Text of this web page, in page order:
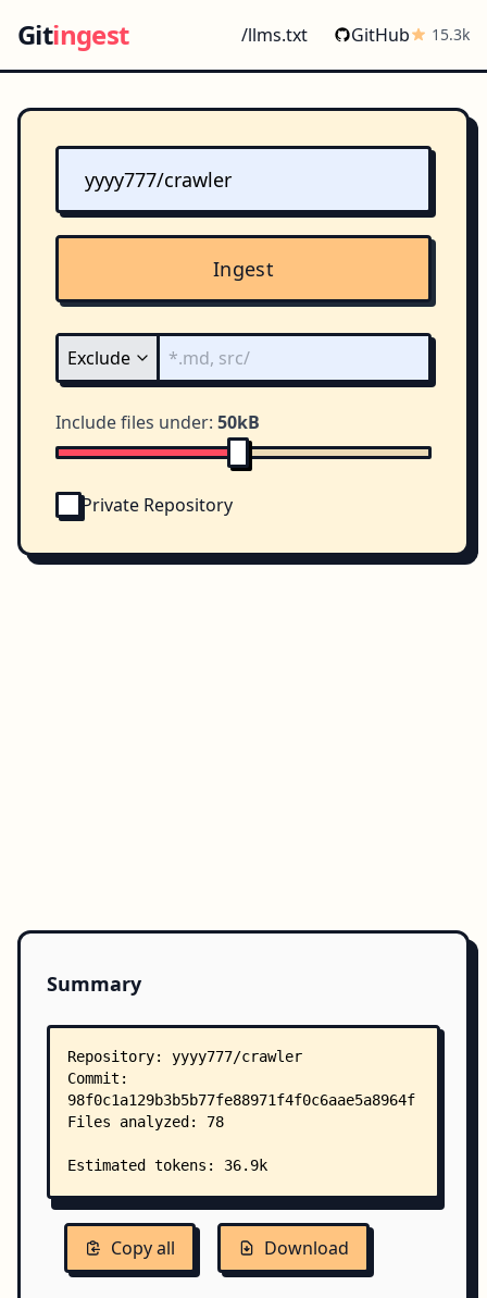
Gitingest /llms.txt GitHub 15.3k
Ingest
Include files under: 50kB
Private Repository
Summary
Copy all Download